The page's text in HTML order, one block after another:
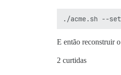
E então reconstruir
2 curtidas